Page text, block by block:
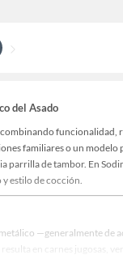
del Asado
familiares o un
de tambor. En
y estilo de cocción.
—generalmente de
en carnes jugosas,